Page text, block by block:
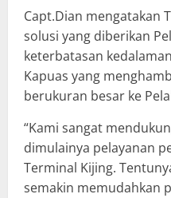
Capt.Dian mengatakan
solusi yang diberikan
keterbatasan
Kapuas yang
berukuran besar ke
“Kami sangat
dimulainya pelayanan
Terminal Kijing.
semakin memudahkan